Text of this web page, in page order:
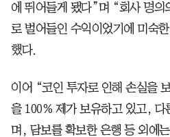
에 뛰어들게 됐다”며 “회사 명
로 벌어들인 수익이었기에 미숙
했다.
이어 “코인 투자로 인해 손실을
을 100% 제가 보유하고 있고, 다
며, 담보를 확보한 은행 등 외에